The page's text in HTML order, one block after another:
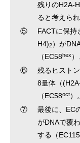
残りのH2A-
ると考えられ
⑤
FACTに保持
H4)2）が
（EC58hex）
⑥
残るヒスト
8量体（
（EC58oct）。
⑦
最後に、EC
がDNAで覆
する（